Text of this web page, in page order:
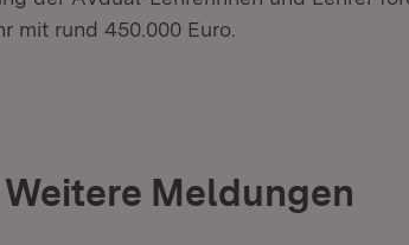
mit rund 450.000 Euro.
Weitere Meldungen